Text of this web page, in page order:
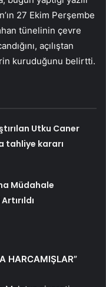
27 Ekim Perşembe
tünelinin çevre
açılıştan
kuruduğunu belirtti.
Utku Caner
tahliye kararı
Müdahale
HARCAMIŞLAR”